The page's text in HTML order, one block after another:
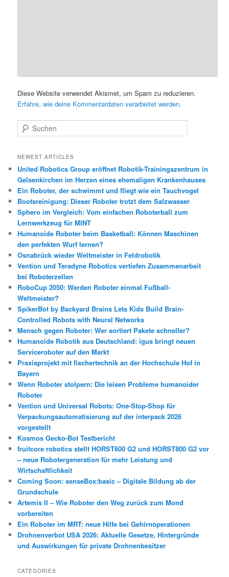
Diese Website verwendet Akismet, um Spam zu reduzieren.
Erfahre, wie deine Kommentardaten verarbeitet werden.
u
h
n
NEWEST ARTICLES
United Robotics Group eröffnet Robotik-Trainingszentrum in
Gelsenkirchen im Herzen eines ehemaligen Krankenhauses
Ein Roboter, der schwimmt und fliegt wie ein Tauchvogel
Bootsreinigung: Dieser Roboter trotzt dem Salzwasser
Sphero im Vergleich: Vom einfachen Roboterball zum
Lernwerkzeug für MINT
Humanoide Roboter beim Basketball: Können Maschinen
den perfekten Wurf lernen?
Osnabrück wieder Weltmeister in Feldrobotik
Vention und Teradyne Robotics vertiefen Zusammenarbeit
bei Roboterzellen
RoboCup 2050: Werden Roboter einmal Fußball-
Weltmeister?
SpikerBot by Backyard Brains Lets Kids Build Brain-
Controlled Robots with Neural Networks
Mensch gegen Roboter: Wer sortiert Pakete schneller?
Humanoide Robotik aus Deutschland: igus bringt neuen
Serviceroboter auf den Markt
Praxisprojekt mit fischertechnik an der Hochschule Hof in
Bayern
Wenn Roboter stolpern: Die leisen Probleme humanoider
Roboter
Vention und Universal Robots: One-Stop-Shop für
Verpackungsautomatisierung auf der interpack 2026
vorgestellt
Kosmos Gecko-Bot Testbericht
fruitcore robotics stellt HORST600 G2 und HORST800 G2 vor
– neue Robotergeneration für mehr Leistung und
Wirtschaftlichkeit
Coming Soon: senseBox:basic – Digitale Bildung ab der
Grundschule
Artemis II – Wie Roboter den Weg zurück zum Mond
vorbereiten
Ein Roboter im MRT: neue Hilfe bei Gehirnoperationen
Drohnenverbot USA 2026: Aktuelle Gesetze, Hintergründe
und Auswirkungen für private Drohnenbesitzer
CATEGORIES